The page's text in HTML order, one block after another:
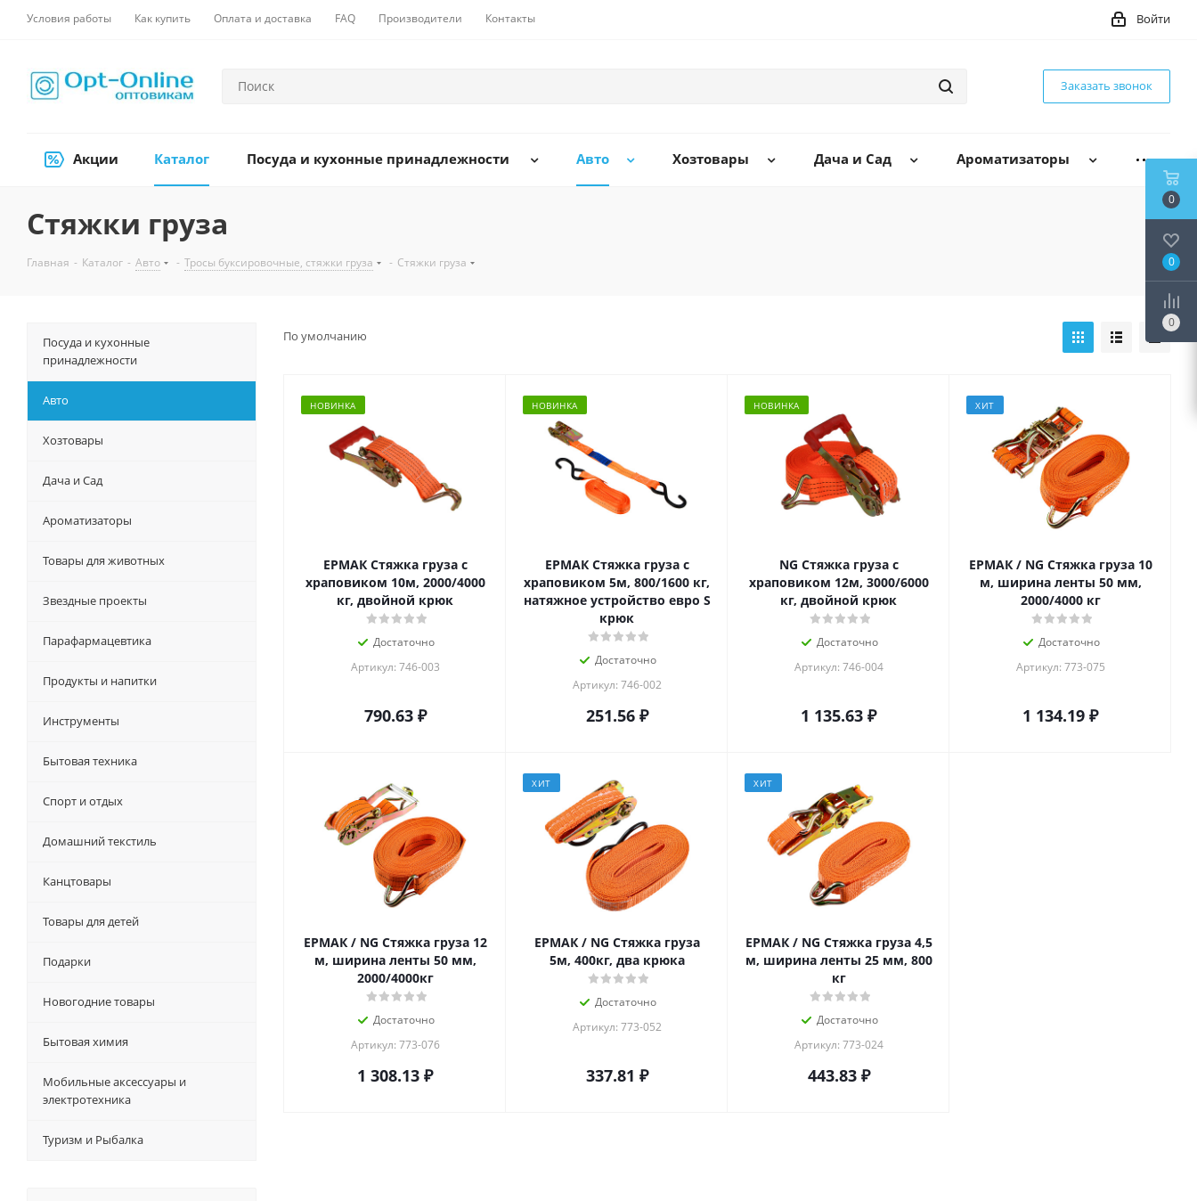
Условия работы Как купить Оплата и доставка FAQ Производители Контакты Войти
Заказать звонок
Акции Каталог Посуда и кухонные принадлежности Авто Хозтовары Дача и Сад Ароматизаторы
Стяжки груза
Главная - Каталог - Авто - Тросы буксировочные, стяжки груза - Стяжки груза
По умолчанию
НОВИНКА
ЕРМАК Стяжка груза с
храповиком 10м, 2000/4000
кг, двойной крюк
Достаточно
Артикул: 746-003
790.63₽
НОВИНКА
ЕРМАК Стяжка груза с
храповиком 5м, 800/1600 кг,
натяжное устройство евро S
крюк
Достаточно
Артикул: 746-002
251.56₽
НОВИНКА
NG Стяжка груза с
храповиком 12м, 3000/6000
кг, двойной крюк
Достаточно
Артикул: 746-004
1 135.63 ₽
ХИТ
ЕРМАК / NG Стяжка груза 10
м, ширина ленты 50 мм,
2000/4000 кг
Достаточно
Артикул: 773-075
1 134.19 ₽
ЕРМАК / NG Стяжка груза 12
м, ширина ленты 50 мм,
2000/4000кг
Достаточно
Артикул: 773-076
1 308.13 ₽
ХИТ
ЕРМАК / NG Стяжка груза
5м, 400кг, два крюка
Достаточно
Артикул: 773-052
337.81 ₽
ХИТ
ЕРМАК / NG Стяжка груза 4,5
м, ширина ленты 25 мм, 800
кг
Достаточно
Артикул: 773-024
443.83₽
Посуда и кухонные
принадлежности
Авто
Хозтовары
Дача и Сад
Ароматизаторы
Товары для животных
Звездные проекты
Парафармацевтика
Продукты и напитки
Инструменты
Бытовая техника
Спорт и отдых
Домашний текстиль
Канцтовары
Товары для детей
Подарки
Новогодние товары
Бытовая химия
Мобильные аксессуары и
электротехника
Туризм и Рыбалка
0
0
0